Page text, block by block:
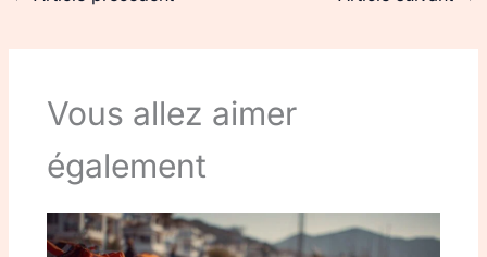
Vous allez aimer
également